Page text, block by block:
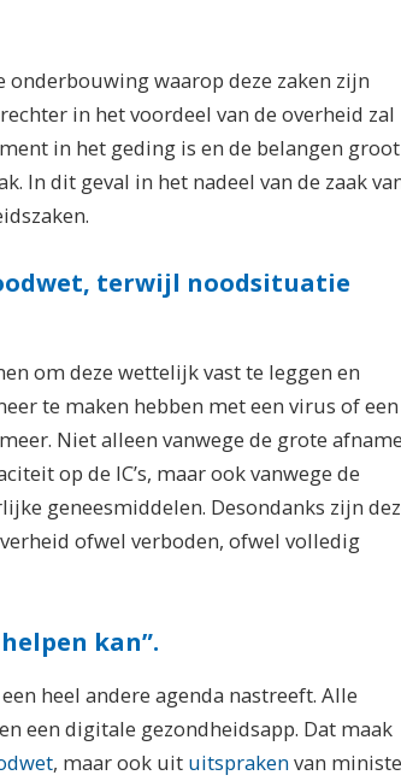
waarop deze zaken zijn
in het voordeel van de overheid zal
in het geding is en de belangen groot
In dit geval in het nadeel van de zaak
terwijl noodsituatie
om deze wettelijk vast te leggen en
te maken hebben met een virus of een
Niet alleen vanwege de grote afname
op de IC’s, maar ook vanwege de
geneesmiddelen. Desondanks zijn
ofwel verboden, ofwel volledig
kan”.
heel andere agenda nastreeft. Alle
een digitale gezondheidsapp. Dat maak
, maar ook uit uitsprakenvan